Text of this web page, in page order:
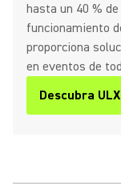
hasta un 40 %
funcionamiento
proporciona
en eventos de
Descubra